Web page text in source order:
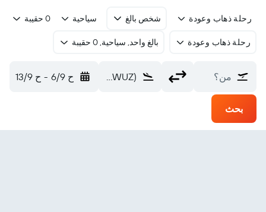
رحلة ذهاب وعودة شخص بالغ سياحية 0 حقيبة
رحلة ذهاب وعودة بالغ واحد, سياحية, 0 حقيبة
من؟ Changzhoudao (WUZ) ح 6/9 - ح 13/9
بحث